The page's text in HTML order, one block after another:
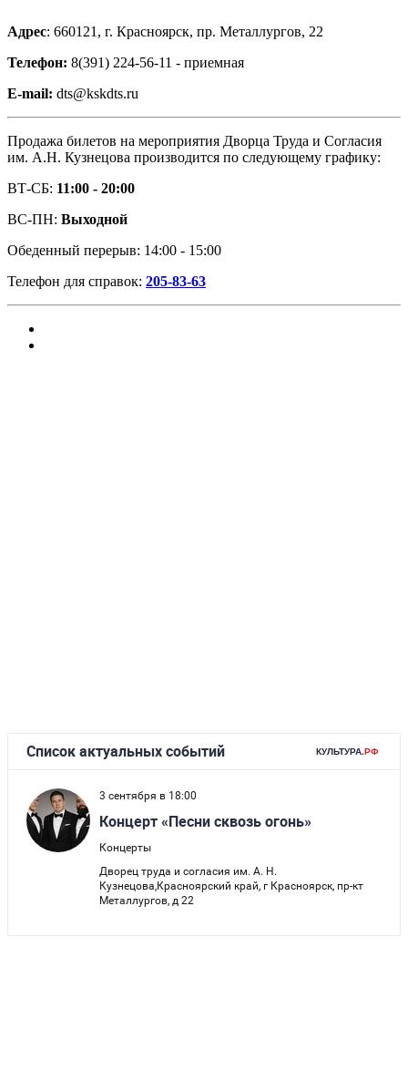
Адрес: 660121, г. Красноярск, пр. Металлургов, 22
Телефон: 8(391) 224-56-11 - приемная
E-mail: dts@kskdts.ru
Продажа билетов на мероприятия Дворца Труда и Согласия
им. А.Н. Кузнецова производится по следующему графику:
ВТ-СБ: 11:00 - 20:00
ВС-ПН: Выходной
Обеденный перерыв: 14:00 - 15:00
Телефон для справок: 205-83-63